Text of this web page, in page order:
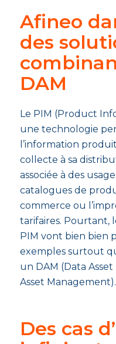
Afineo
des
DAM
Le PIM (Product
une technologie
l’information
collecte à sa
associée à des
catalogues de
commerce ou
tarifaires. Pourtant,
PIM vont bien bien
exemples surtout
un DAM (Data
Asset Management).
Des cas